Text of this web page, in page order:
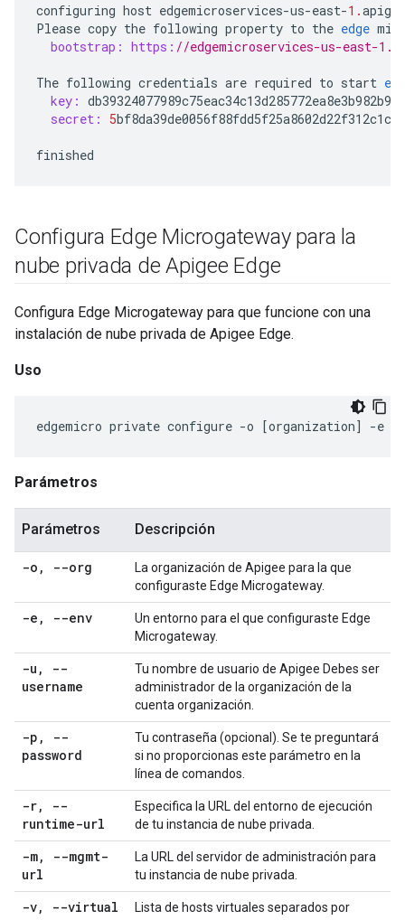
configuring host edgemicroservices-us-east-1.apigee
Please copy the following property to the edge
bootstrap: https: //edgemicroservices-us-east-
The following credentials are required to start
key:
secret:
5
finished
Configura Edge Microgateway para la
nube privada de Apigee Edge
Configura Edge Microgateway para que funcione con una
instalación de nube privada de Apigee Edge.
Uso
edgemicro private configure -o [organization] -e
Parámetros
Parámetros Descripción
-o , --org
La organización de Apigee para la que
configuraste Edge Microgateway.
-e , --env
Un entorno para el que configuraste Edge
Microgateway.
-u ,
--
username
Tu nombre de usuario de Apigee Debes ser
administrador de la organización de la
cuenta organización.
-p ,
--
password
Tu contraseña (opcional). Se te preguntará
si no proporcionas este parámetro en la
línea de comandos.
-r,
--
runtime-url
Especifica la URL del entorno de ejecución
de tu instancia de nube privada.
-m,
--mgmt-
url
La URL del servidor de administración para
tu instancia de nube privada.
-v,
--virtual
Lista de hosts virtuales separados por